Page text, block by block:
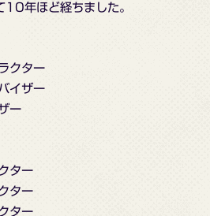
10年ほど経ちました。
クター
イザー
ー
ター
ター
ター